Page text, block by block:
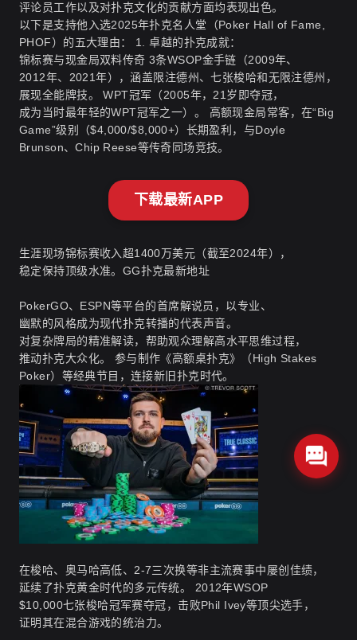
评论员工作以及对扑克文化的贡献方面均表现出色。
以下是支持他入选2025年扑克名人堂（Poker Hall of Fame,
PHOF）的五大理由： 1. 卓越的扑克成就：
锦标赛与现金局双料传奇 3条WSOP金手链（2009年、
2012年、2021年），涵盖限注德州、七张梭哈和无限注德州，
展现全能牌技。 WPT冠军（2005年，21岁即夺冠，
成为当时最年轻的WPT冠军之一）。 高额现金局常客，在“Big
Game”级别（$4,000/$8,000+）长期盈利，与Doyle
Brunson、Chip Reese等传奇同场竞技。
下载最新APP
生涯现场锦标赛收入超1400万美元（截至2024年），
稳定保持顶级水准。 GG扑克最新地址
PokerGO、ESPN等平台的首席解说员，以专业、
幽默的风格成为现代扑克转播的代表声音。
对复杂牌局的精准解读，帮助观众理解高水平思维过程，
推动扑克大众化。 参与制作《高额桌扑克》（High Stakes
Poker）等经典节目，连接新旧扑克时代。
在梭哈、奥马哈高低、2-7三次换等非主流赛事中屡创佳绩，
延续了扑克黄金时代的多元传统。 2012年WSOP
$10,000七张梭哈冠军赛夺冠，击败Phil Ivey等顶尖选手，
证明其在混合游戏的统治力。